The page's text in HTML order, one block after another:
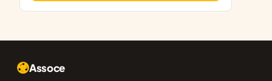
Assoce